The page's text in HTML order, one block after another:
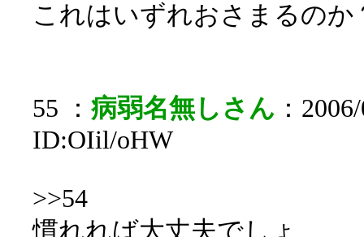
これはいずれおさまるのか
55 ： 病弱名無しさん ：
ID:OIil/oHW
>>54
慣れれば大丈夫でしょ